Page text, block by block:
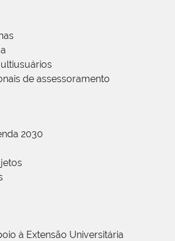
de assessoramento
2030
à Extensão Universitária